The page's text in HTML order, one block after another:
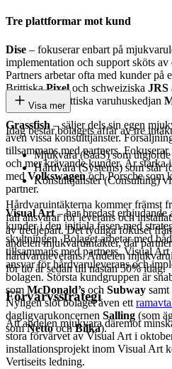
Tre plattformar mot kund
Dise – fokuserar enbart på
implementation och support sköts
Partners arbetar ofta med kunder på
BrittiskaPixeloch schweiziska JRS
slutkund är brittiska varuhuskedjan
Grassfish – säljer dels sin egen
även vissa konsulttjänster.
tillsammans med partners.
och mer krävande kunder. Är starka
med Volkswagenoch Porsche som
partner.
Visual Art– har bredast erbjudande
kunder i den initiala fasen med
skyltningen. Bolaget arbetar med
tillsammans med partners. Visual
ansvar för hårdvaruleverans och
bolagen. Största kundgruppen är
som McDonald’s och Subway
Nyligen slöt bolaget även ett
dagligvarukoncernen Salling (som
somNettoochBilka).
Visa mer
Idag består bolagets affär av tre
Mjukvara (SaaS) som
Hårdvara (Systems) som står
Konsulttjänster (Consulting)
Hårdvaruintäkterna kommer främst
fall ansvarar för leverans och
av tredjepart. Det tydliga fokuset
andelen mjukvaruintäkter, där
hårdvaruleverans. Andelen
för tio år sedan till nästan 50% idag.
Förvärvsstrategi
Att andelen mjukvara däremot
stora förvärvet av Visual Art i
installationsprojekt inom Visual Art
Vertiseits ledning.